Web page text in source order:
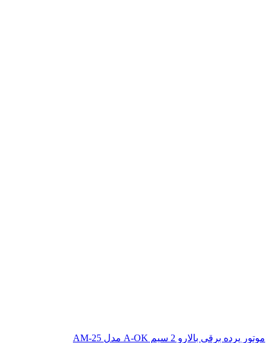
موتور پرده برقی بالارو 2 سیم A-OK مدل AM-25